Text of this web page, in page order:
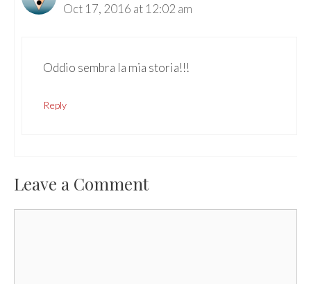
Oct 17, 2016 at 12:02 am
Oddio sembra la mia storia!!!
Reply
Leave a Comment